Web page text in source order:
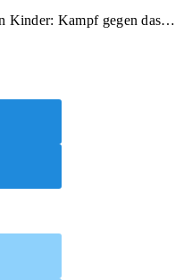
Kinder: Kampf gegen das…